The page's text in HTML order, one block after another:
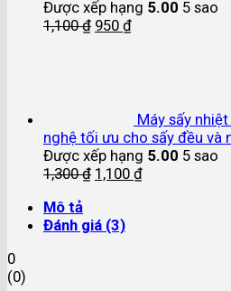
Được xếp hạng 5.00 5 sao
1,100₫ 950 ₫
Máy sấy
nghệ tối ưu cho sấy đều và
Được xếp hạng 5.00 5 sao
1,300₫ 1,100 ₫
Mô tả
Đánh giá (3)
0
(0)